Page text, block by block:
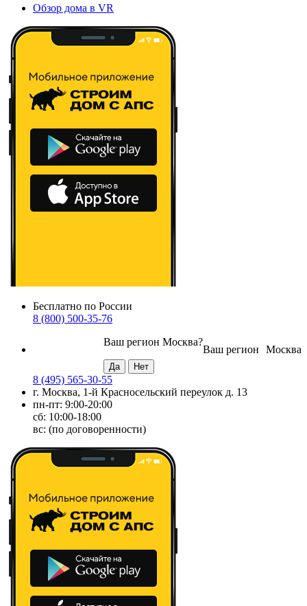
Обзор дома в VR
Бесплатно по России
8 (800) 500-35-76
Москва
Ваш регион
Ваш регион Москва?
8 (495) 565-30-55
г. Москва, 1-й Красносельский переулок д. 13
пн-пт: 9:00-20:00
сб: 10:00-18:00
вс: (по договоренности)